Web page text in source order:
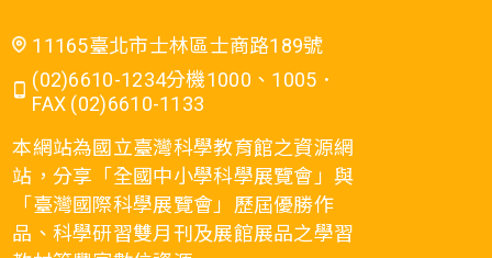
11165臺北市士林區士商路189號
(02)6610-1234分機1000、1005．
FAX (02)6610-1133
本網站為國立臺灣科學教育館之資源網
站，分享「全國中小學科學展覽會」與
「臺灣國際科學展覽會」歷屆優勝作
品、科學研習雙月刊及展館展品之學習